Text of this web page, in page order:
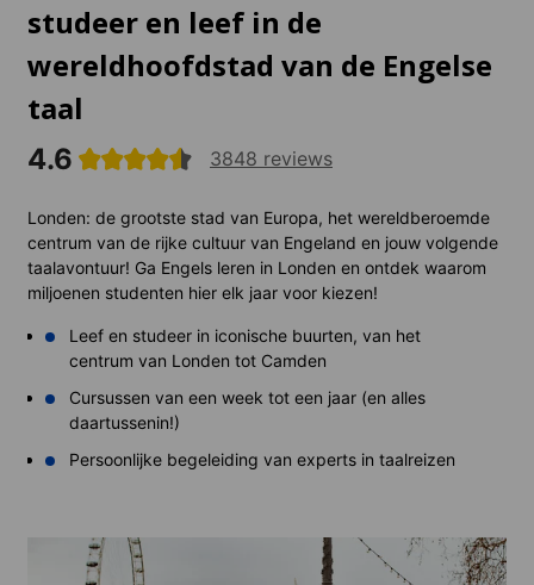
studeer en leef in de
wereldhoofdstad van de Engelse
taal
4.6 3848 reviews
Londen: de grootste stad van Europa, het wereldberoemde
centrum van de rijke cultuur van Engeland en jouw volgende
taalavontuur! Ga Engels leren in Londen en ontdek waarom
miljoenen studenten hier elk jaar voor kiezen!
Leef en studeer in iconische buurten, van het
centrum van Londen tot Camden
Cursussen van een week tot een jaar (en alles
daartussenin!)
Persoonlijke begeleiding van experts in taalreizen